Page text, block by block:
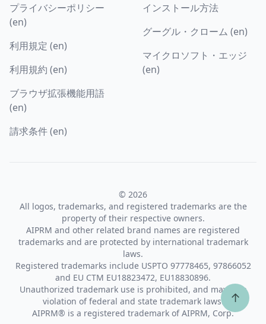
プライバシーポリシー
(en)
利用規定 (en)
利用規約 (en)
ブラウザ拡張機能用語
(en)
請求条件 (en)
インストール方法
グーグル・クローム (en)
マイクロソフト・エッジ
(en)
© 2026
All logos, trademarks, and registered trademarks are the
property of their respective owners.
AIPRM and other related brand names are registered
trademarks and are protected by international trademark
laws.
Registered trademarks include USPTO 97778465, 97866052
and EU CTM EU18823472, EU18830896.
Unauthorized trademark use is prohibited, and may be a
violation of federal and state trademark laws.
AIPRM® is a registered trademark of AIPRM, Corp.
↑